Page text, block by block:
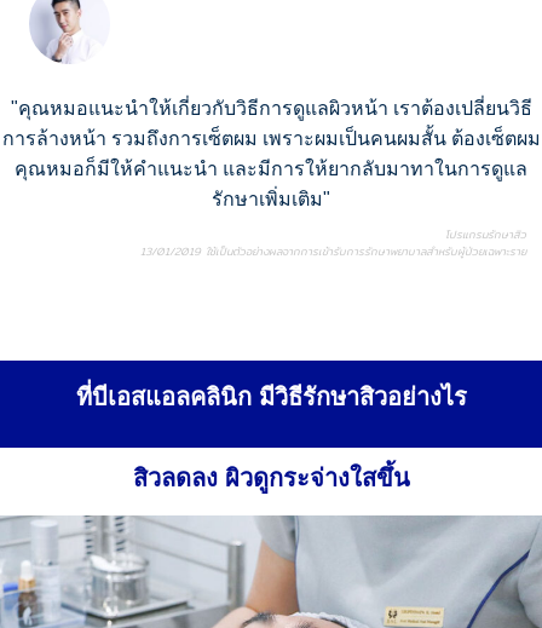
"คุณหมอแนะนำให้เกี่ยวกับวิธีการดูแลผิวหน้า เราต้องเปลี่ยนวิธี
การล้างหน้า รวมถึงการเซ็ตผม เพราะผมเป็นคนผมสั้น ต้องเซ็ตผม
คุณหมอก็มีให้คำแนะนำ และมีการให้ยากลับมาทาในการดูแล
รักษาเพิ่มเติม"
โปรแกรมรักษาสิว
13/01/2019 ใช้เป็นตัวอย่างผลจากการเข้ารับการรักษาพยาบาลสำหรับผู้ป่วยเฉพาะราย
ที่บีเอสแอลคลินิก มีวิธีรักษาสิวอย่างไร
สิวลดลง ผิวดูกระจ่างใสขึ้น